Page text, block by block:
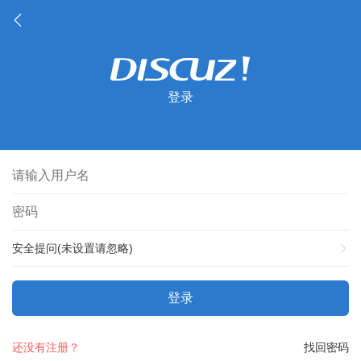
登录
安全提问(未设置请忽略)
登录
找回密码
还没有注册？